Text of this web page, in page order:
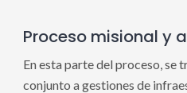
Proceso misional y
En esta parte del proceso, se
conjunto a gestiones de